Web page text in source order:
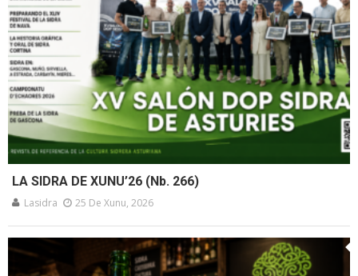
LA SIDRA DE XUNU’26 (Nb. 266)
Lasidra 25 De Xunu, 2026